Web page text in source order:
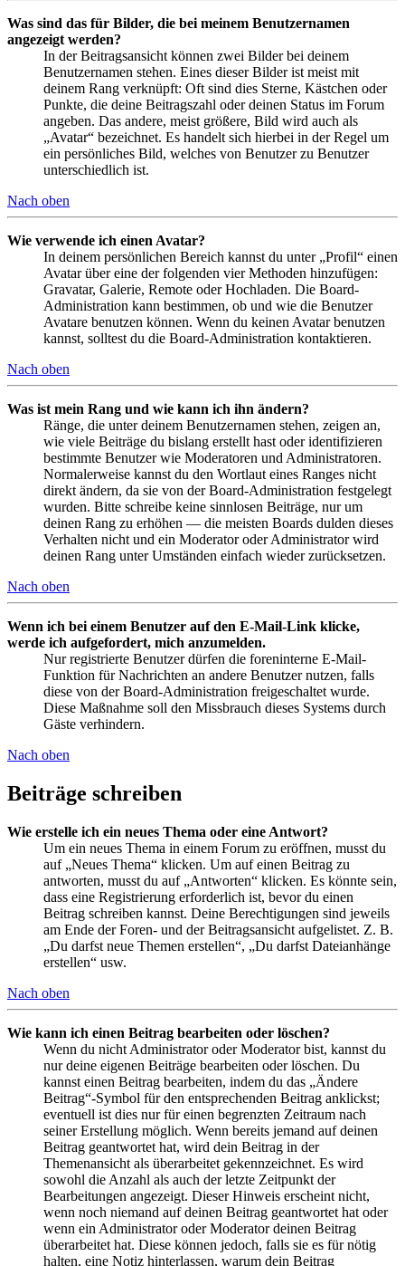
Was sind das für Bilder, die bei meinem Benutzernamen
angezeigt werden?
In der Beitragsansicht können zwei Bilder bei deinem
Benutzernamen stehen. Eines dieser Bilder ist meist mit
deinem Rang verknüpft: Oft sind dies Sterne, Kästchen oder
Punkte, die deine Beitragszahl oder deinen Status im Forum
angeben. Das andere, meist größere, Bild wird auch als
„Avatar“ bezeichnet. Es handelt sich hierbei in der Regel um
ein persönliches Bild, welches von Benutzer zu Benutzer
unterschiedlich ist.
Nach oben
Wie verwende ich einen Avatar?
In deinem persönlichen Bereich kannst du unter „Profil“ einen
Avatar über eine der folgenden vier Methoden hinzufügen:
Gravatar, Galerie, Remote oder Hochladen. Die Board-
Administration kann bestimmen, ob und wie die Benutzer
Avatare benutzen können. Wenn du keinen Avatar benutzen
kannst, solltest du die Board-Administration kontaktieren.
Nach oben
Was ist mein Rang und wie kann ich ihn ändern?
Ränge, die unter deinem Benutzernamen stehen, zeigen an,
wie viele Beiträge du bislang erstellt hast oder identifizieren
bestimmte Benutzer wie Moderatoren und Administratoren.
Normalerweise kannst du den Wortlaut eines Ranges nicht
direkt ändern, da sie von der Board-Administration festgelegt
wurden. Bitte schreibe keine sinnlosen Beiträge, nur um
deinen Rang zu erhöhen — die meisten Boards dulden dieses
Verhalten nicht und ein Moderator oder Administrator wird
deinen Rang unter Umständen einfach wieder zurücksetzen.
Nach oben
Wenn ich bei einem Benutzer auf den E-Mail-Link klicke,
werde ich aufgefordert, mich anzumelden.
Nur registrierte Benutzer dürfen die foreninterne E-Mail-
Funktion für Nachrichten an andere Benutzer nutzen, falls
diese von der Board-Administration freigeschaltet wurde.
Diese Maßnahme soll den Missbrauch dieses Systems durch
Gäste verhindern.
Nach oben
Beiträge schreiben
Wie erstelle ich ein neues Thema oder eine Antwort?
Um ein neues Thema in einem Forum zu eröffnen, musst du
auf „Neues Thema“ klicken. Um auf einen Beitrag zu
antworten, musst du auf „Antworten“ klicken. Es könnte sein,
dass eine Registrierung erforderlich ist, bevor du einen
Beitrag schreiben kannst. Deine Berechtigungen sind jeweils
am Ende der Foren- und der Beitragsansicht aufgelistet. Z. B.
„Du darfst neue Themen erstellen“, „Du darfst Dateianhänge
erstellen“ usw.
Nach oben
Wie kann ich einen Beitrag bearbeiten oder löschen?
Wenn du nicht Administrator oder Moderator bist, kannst du
nur deine eigenen Beiträge bearbeiten oder löschen. Du
kannst einen Beitrag bearbeiten, indem du das „Ändere
Beitrag“-Symbol für den entsprechenden Beitrag anklickst;
eventuell ist dies nur für einen begrenzten Zeitraum nach
seiner Erstellung möglich. Wenn bereits jemand auf deinen
Beitrag geantwortet hat, wird dein Beitrag in der
Themenansicht als überarbeitet gekennzeichnet. Es wird
sowohl die Anzahl als auch der letzte Zeitpunkt der
Bearbeitungen angezeigt. Dieser Hinweis erscheint nicht,
wenn noch niemand auf deinen Beitrag geantwortet hat oder
wenn ein Administrator oder Moderator deinen Beitrag
überarbeitet hat. Diese können jedoch, falls sie es für nötig
halten, eine Notiz hinterlassen, warum dein Beitrag